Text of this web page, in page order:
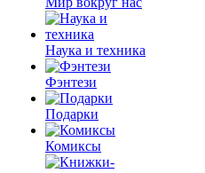
Наука и техника
Фэнтези
Подарки
Комиксы